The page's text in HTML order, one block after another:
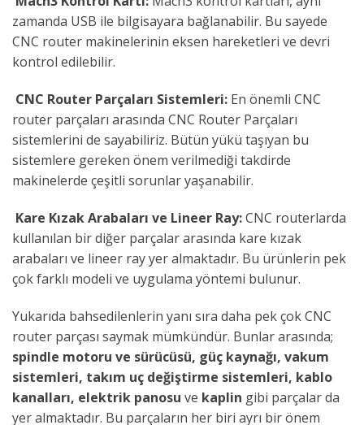
zamanda USB ile bilgisayara bağlanabilir. Bu sayede
CNC router makinelerinin eksen hareketleri ve devri
kontrol edilebilir.
CNC Router Parçaları Sistemleri: En önemli CNC
router parçaları arasında CNC Router Parçaları
sistemlerini de sayabiliriz. Bütün yükü taşıyan bu
sistemlere gereken önem verilmediği takdirde
makinelerde çeşitli sorunlar yaşanabilir.
Kare Kızak Arabaları ve Lineer Ray:CNC routerlarda
kullanılan bir diğer parçalar arasında kare kızak
arabaları ve lineer ray yer almaktadır. Bu ürünlerin pek
çok farklı modeli ve uygulama yöntemi bulunur.
Yukarıda bahsedilenlerin yanı sıra daha pek çok CNC
router parçası saymak mümkündür. Bunlar arasında;
spindle motoru ve sürücüsü, güç kaynağı, vakum
sistemleri, takım uç değiştirme sistemleri, kablo
kanalları, elektrik panosu ve kaplin gibi parçalar da
yer almaktadır. Bu parçaların her biri ayrı bir önem